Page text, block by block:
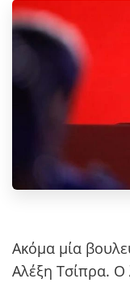
Ακόμα μία
Αλέξη Τσίπρα. Ο